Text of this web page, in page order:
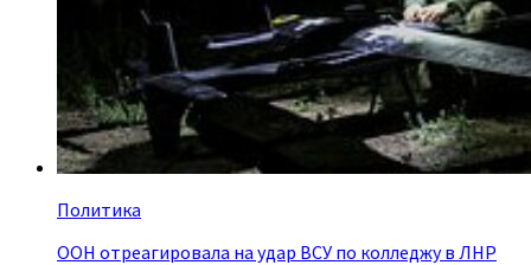
Политика
ООН отреагировала на удар ВСУ по колледжу в ЛНР